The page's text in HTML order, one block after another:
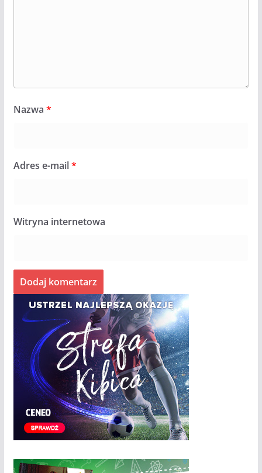
Nazwa *
Adres e-mail*
Witryna internetowa